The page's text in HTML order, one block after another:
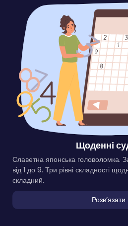
Щоденні
Славетна японська головоломка.
від 1 до 9. Три рівні складності
складний.
Розвʼязати